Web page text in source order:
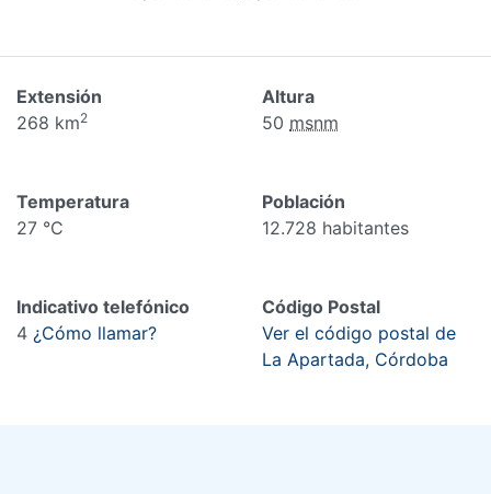
Extensión
268 km2
Altura
50 msnm
Temperatura
27 °C
Población
12.728 habitantes
Indicativo telefónico
4 ¿Cómo llamar?
Código Postal
Ver el código postal de
La Apartada, Córdoba